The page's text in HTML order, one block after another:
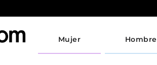
Mujer Hombre